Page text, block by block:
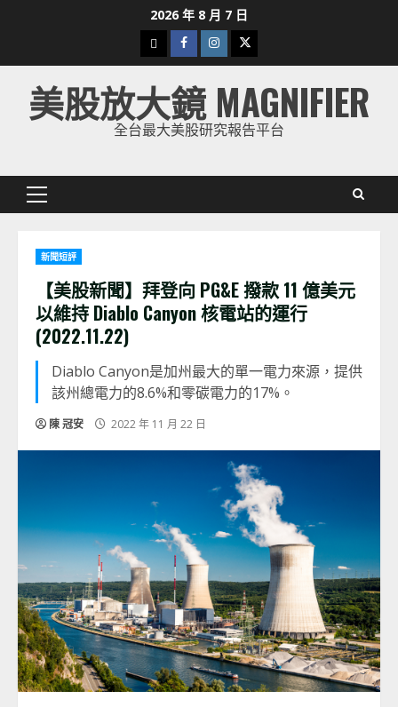
2026 年 8 月 7 日
下
載
美
股
Facebook
Instagram
Twitter
美股放大鏡 MAGNIFIER
全台最大美股研究報告平台
Primary
新聞短評
【美股新聞】拜登向 PG&E 撥款 11 億美元
以維持 Diablo Canyon 核電站的運行
(2022.11.22)
Diablo Canyon是加州最大的單一電力來源，提供
該州總電力的8.6%和零碳電力的17%。
陳 冠安 2022 年 11 月 22 日